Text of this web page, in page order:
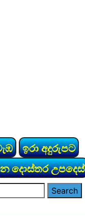
ඉරා අදුරුපට
දොස්තර උපදෙස්